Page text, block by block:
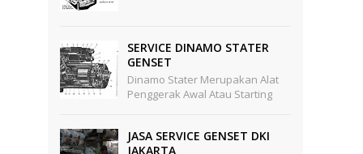
SERVICE DINAMO STATER
GENSET
Dinamo Stater Merupakan Alat
Penggerak Awal Atau Starting
Mungkin Star Awal Digerak...
JASA SERVICE GENSET DKI
JAKARTA